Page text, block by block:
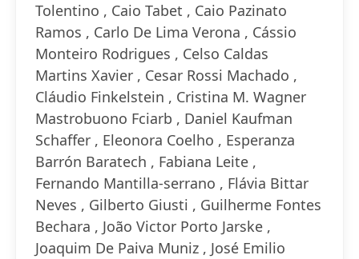
Tolentino , Caio Tabet , Caio Pazinato
Ramos , Carlo De Lima Verona , Cássio
Monteiro Rodrigues , Celso Caldas
Martins Xavier , Cesar Rossi Machado ,
Cláudio Finkelstein , Cristina M. Wagner
Mastrobuono Fciarb , Daniel Kaufman
Schaffer , Eleonora Coelho , Esperanza
Barrón Baratech , Fabiana Leite ,
Fernando Mantilla-serrano , Flávia Bittar
Neves , Gilberto Giusti , Guilherme Fontes
Bechara , João Victor Porto Jarske ,
Joaquim De Paiva Muniz , José Emilio